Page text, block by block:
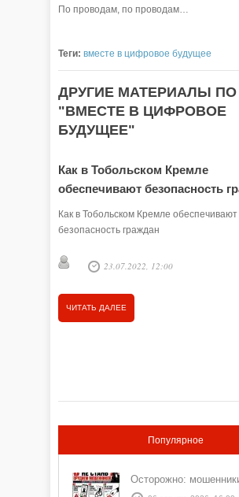
По проводам, по проводам…
Теги: вместе в цифровое будущее
ДРУГИЕ МАТЕРИАЛЫ ПО
"ВМЕСТЕ В ЦИФРОВОЕ
БУДУЩЕЕ"
Как в Тобольском Кремле
обеспечивают безопасность
Как в Тобольском Кремле обеспечивают
безопасность граждан
23.07.2022, 12:00
ЧИТАТЬ ДАЛЕЕ
Популярное
Осторожно: